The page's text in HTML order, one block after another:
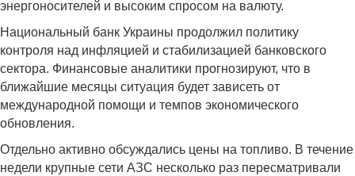
энергоносителей и высоким спросом на валюту.
Национальный банк Украины продолжил политику
контроля над инфляцией и стабилизацией банковского
сектора. Финансовые аналитики прогнозируют, что в
ближайшие месяцы ситуация будет зависеть от
международной помощи и темпов экономического
обновления.
Отдельно активно обсуждались цены на топливо. В течение
недели крупные сети АЗС несколько раз пересматривали